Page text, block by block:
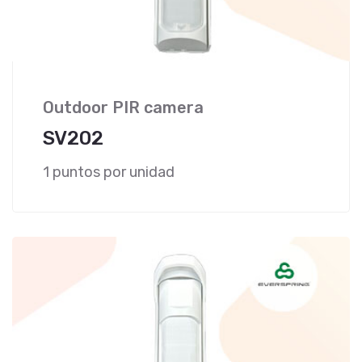
Outdoor PIR camera
SV202
1 puntos por unidad